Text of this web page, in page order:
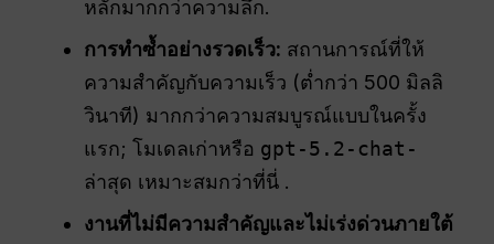
หลักมากกว่าความลึก.
การทำซ้ำอย่างรวดเร็ว: สถานการณ์ที่ให้
ความสำคัญกับความเร็ว (ต่ำกว่า 500 มิลลิ
วินาที) มากกว่าความสมบูรณ์แบบในครั้ง
แรก; โมเดลเก่าหรือ gpt-5.2-chat-
ล่าสุด เหมาะสมกว่าที่นี่ .
งานที่ไม่มีความสำคัญและไม่เร่งด่วนภายใต้